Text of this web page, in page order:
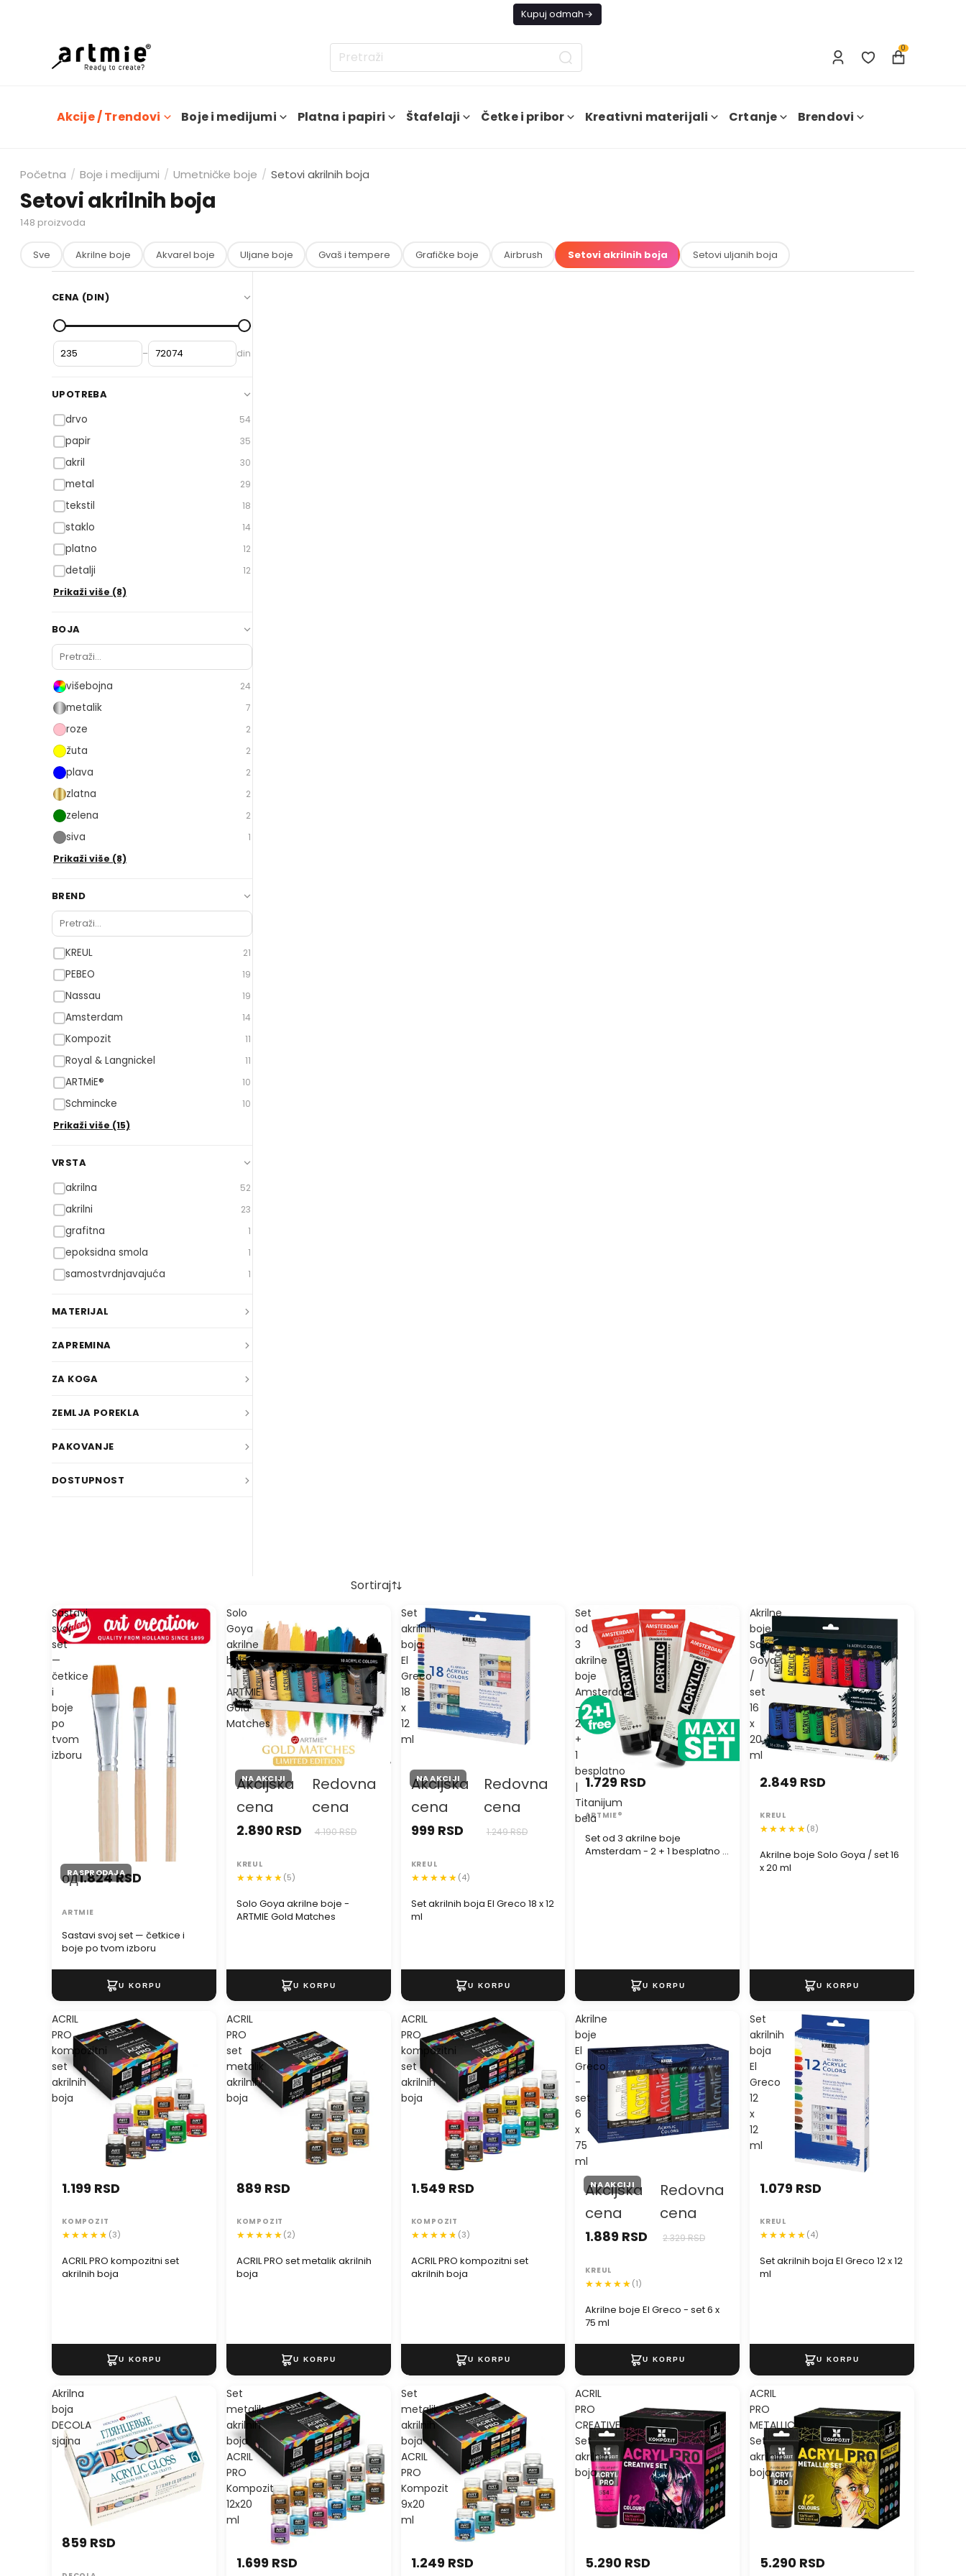
Kupuj odmah
0
Akcije / Trendovi Boje i medijumi Platna i papiri Štafelaji Četke i pribor Kreativni materijali Crtanje Brendovi
Početna / Boje i medijumi / Umetničke boje / Setovi akrilnih boja
Setovi akrilnih boja
148 proizvoda
Sve Akrilne boje Akvarel boje Uljane boje Gvaš i tempere Grafičke boje Airbrush Setovi akrilnih boja Setovi uljanih boja
Sortiraj
Sastavi
svoj
set
—
četkice
i
boje
po
tvom
izboru
RASPRODAJA
Sastavi svoj set — četkice i
boje po tvom izboru
од1.824 RSD
ARTMIE
Solo
Goya
akrilne
boje
-
ARTMIE
Gold
Matches
NA AKCIJI
Solo Goya akrilne boje -
ARTMIE Gold Matches
Akcijska
cena
2.890 RSD
Redovna
cena
4.190 RSD
KREUL
(5)
Set
akrilnih
boja
El
Greco
18
x
12
ml
NA AKCIJI
Set akrilnih boja El Greco 18 x 12
ml
Akcijska
cena
999 RSD
Redovna
cena
1.249 RSD
KREUL
(4)
Set
od
3
akrilne
boje
Amsterdam
-
2
+
1
besplatno
|
Titanijum
bela
Set od 3 akrilne boje
Amsterdam - 2 + 1 besplatno |
1.729 RSD
ARTMIE®
Akrilne
boje
Solo
Goya
/
set
16
x
20
ml
Akrilne boje Solo Goya / set 16
x 20 ml
2.849 RSD
KREUL
(8)
ACRIL
PRO
kompozitni
set
akrilnih
boja
ACRIL PRO kompozitni set
akrilnih boja
1.199 RSD
KOMPOZIT
(3)
ACRIL
PRO
set
metalik
akrilnih
boja
ACRIL PRO set metalik akrilnih
boja
889 RSD
KOMPOZIT
(2)
ACRIL
PRO
kompozitni
set
akrilnih
boja
ACRIL PRO kompozitni set
akrilnih boja
1.549 RSD
KOMPOZIT
(3)
Akrilne
boje
El
Greco
-
set
6
x
75
ml
NA AKCIJI
Akrilne boje El Greco - set 6 x
75 ml
Akcijska
cena
1.889 RSD
Redovna
cena
2.329 RSD
KREUL
(1)
Set
akrilnih
boja
El
Greco
12
x
12
ml
Set akrilnih boja El Greco 12 x 12
ml
1.079 RSD
KREUL
(4)
Akrilna
boja
DECOLA
sjajna
859 RSD
Set
metalik
akrilnih
boja
ACRIL
PRO
Kompozit
12x20
ml
1.699 RSD
Set
metalik
akrilnih
boja
ACRIL
PRO
Kompozit
9x20
ml
1.249 RSD
ACRIL
PRO
CREATIVE
Set
akrilnih
boja
5.290 RSD
ACRIL
PRO
METALLIC
Set
akrilnih
boja
5.290 RSD